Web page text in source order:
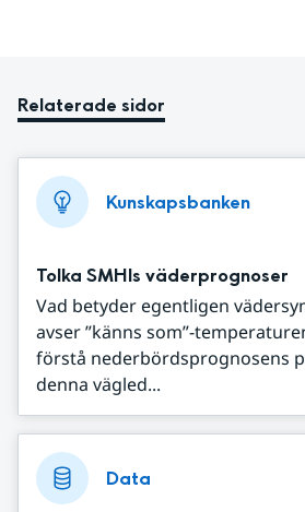
Relaterade sidor
Kunskapsbanken
Tolka SMHIs väderprognoser
Vad betyder egentligen
avser ”känns som”-
förstå nederbördsprognosens
denna vägled...
Data